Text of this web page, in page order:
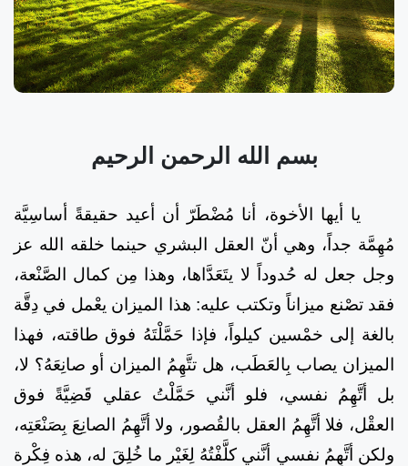
بسم الله الرحمن الرحيم
يا أيها الأخوة، أنا مُضْطَرّ أن أعيد حقيقةً أساسِيَّة
مُهِمَّة جداً، وهي أنّ العقل البشري حينما خلقه الله عز
وجل جعل له حُدوداً لا يتَعَدَّاها، وهذا مِن كمال الصَّنْعة،
فقد تصْنع ميزاناً وتكتب عليه: هذا الميزان يعْمل في دِقَّة
بالغة إلى خمْسين كيلواً، فإذا حَمَّلْتَهُ فوق طاقته، فهذا
الميزان يصاب بِالعَطَب، هل تتَّهِمُ الميزان أو صانِعَهُ؟ لا،
بل أتَّهِمُ نفسي، فلو أنَّني حَمَّلْتُ عقلي قَضِيَّةً فوق
العقْل، فلا أتَّهِمُ العقل بالقُصور، ولا أتَّهِمُ الصانِعَ بِصَنْعَتِه،
ولكن أتَّهِمُ نفسي أنَّني كلَّفْتُهُ لِغَيْر ما خُلِقَ له، هذه فِكْرة